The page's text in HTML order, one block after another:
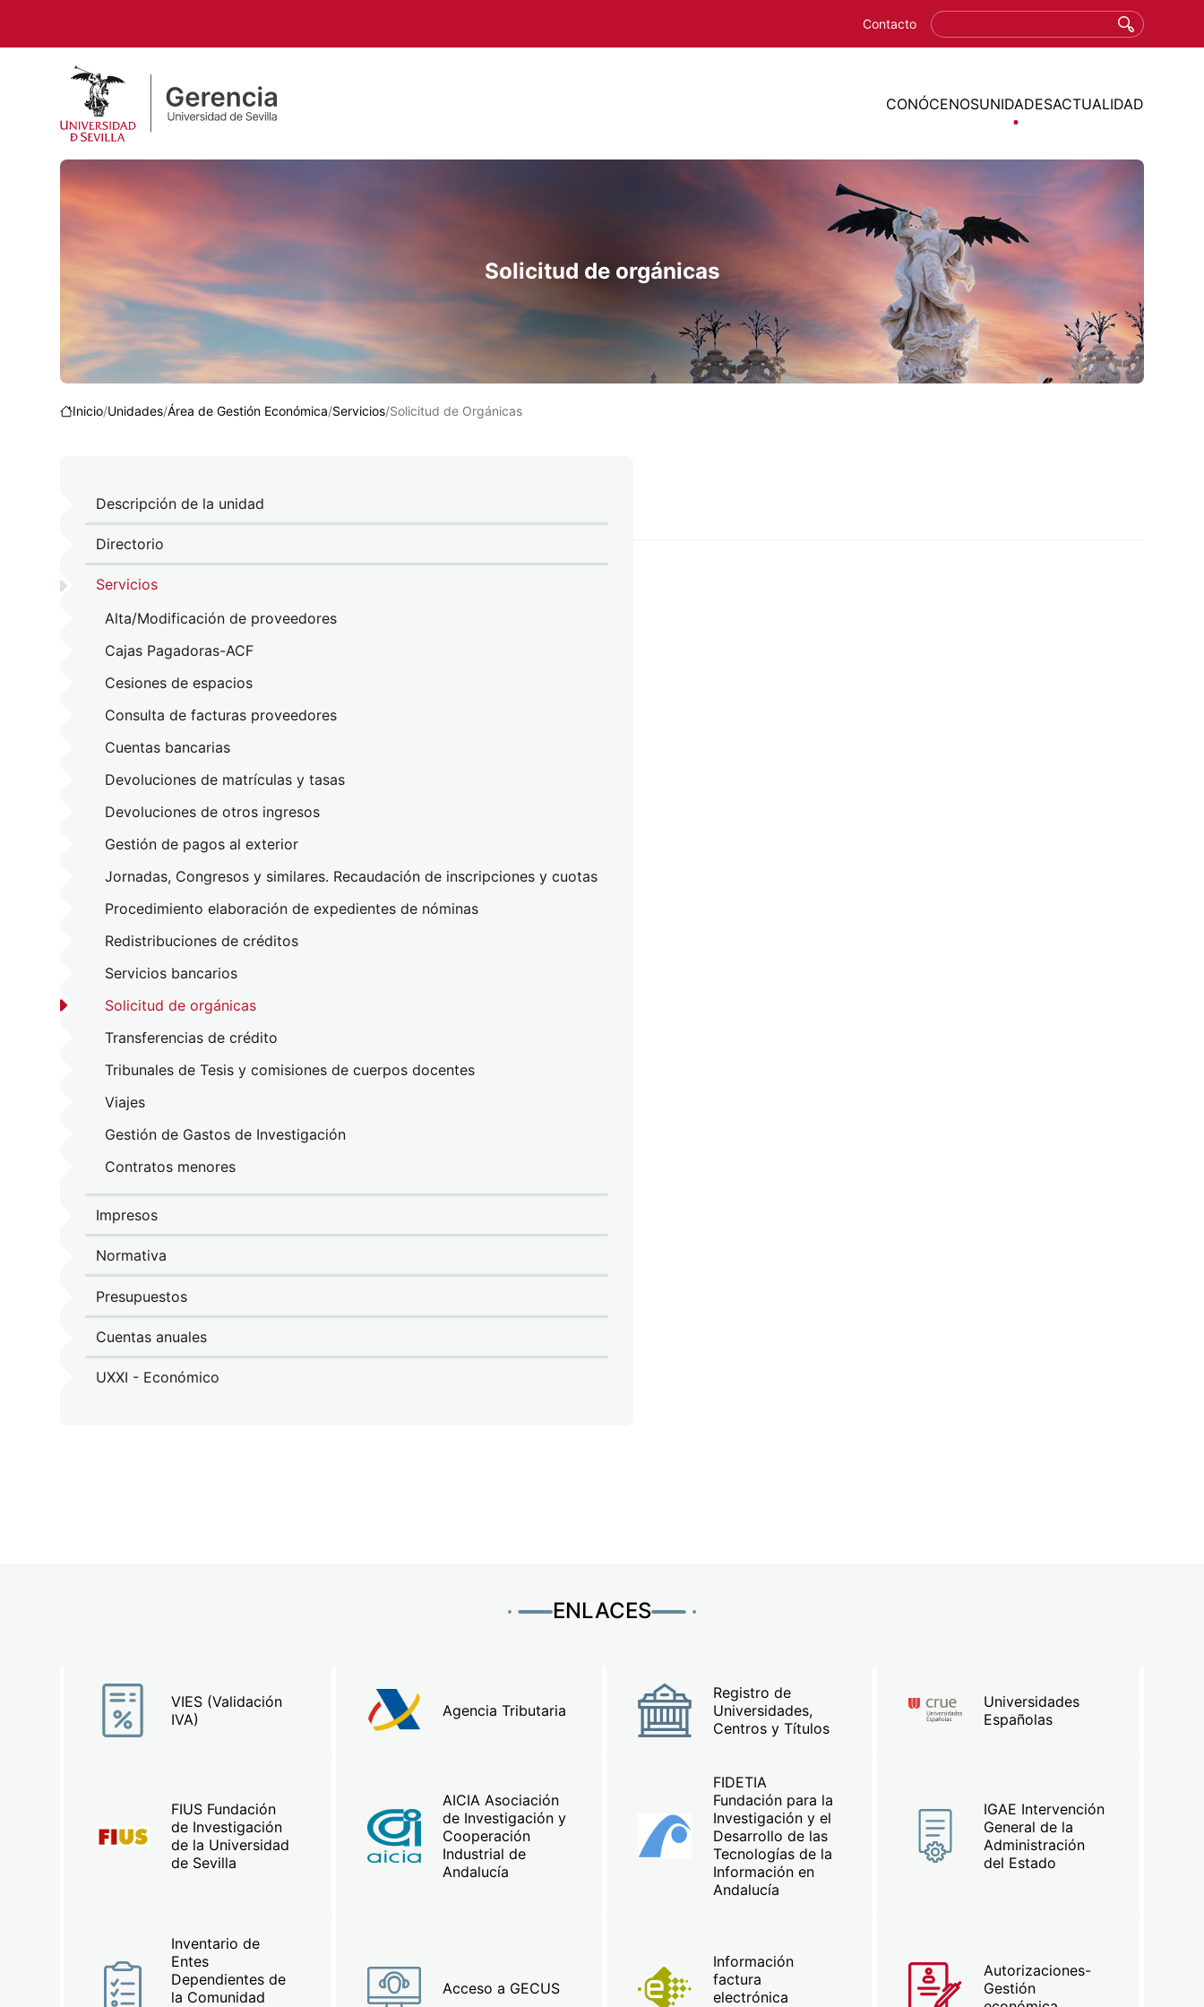
Contacto Buscar
MAIN MENU
CONÓCENOSUNIDADESACTUALIDAD
Solicitud de orgánicas
Inicio Unidades Área de Gestión Económica Servicios Solicitud de Orgánicas
Procedimiento
Solicitud (formulario)
Descripción de la unidad
Directorio
Servicios
Alta/Modificación de proveedores
Cajas Pagadoras-ACF
Cesiones de espacios
Consulta de facturas proveedores
Cuentas bancarias
Devoluciones de matrículas y tasas
Devoluciones de otros ingresos
Gestión de pagos al exterior
Jornadas, Congresos y similares. Recaudación de inscripciones y cuotas
Procedimiento elaboración de expedientes de nóminas
Redistribuciones de créditos
Servicios bancarios
Solicitud de orgánicas
Transferencias de crédito
Tribunales de Tesis y comisiones de cuerpos docentes
Viajes
Gestión de Gastos de Investigación
Contratos menores
Impresos
Normativa
Presupuestos
Cuentas anuales
UXXI - Económico
ENLACES
VIES (Validación
IVA)
Agencia Tributaria
Registro de
Universidades,
Centros y Títulos
Universidades
Españolas
FIUS Fundación
de Investigación
de la Universidad
de Sevilla
AICIA Asociación
de Investigación y
Cooperación
Industrial de
Andalucía
FIDETIA
Fundación para la
Investigación y el
Desarrollo de las
Tecnologías de la
Información en
Andalucía
IGAE Intervención
General de la
Administración
del Estado
Inventario de
Entes
Dependientes de
la Comunidad
Acceso a GECUS
Información
factura
electrónica
Autorizaciones-
Gestión